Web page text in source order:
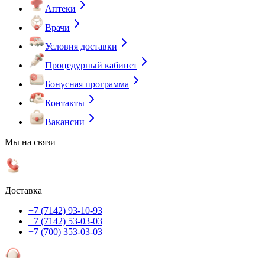
Аптеки
Врачи
Условия доставки
Процедурный кабинет
Бонусная программа
Контакты
Вакансии
Мы на связи
Доставка
+7 (7142) 93-10-93
+7 (7142) 53-03-03
+7 (700) 353-03-03